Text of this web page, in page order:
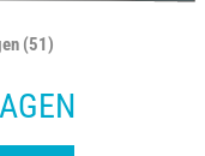
(51)